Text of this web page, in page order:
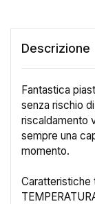
Descrizione
Fantastica
senza rischio
riscaldamento
sempre una
momento.
Caratteristiche